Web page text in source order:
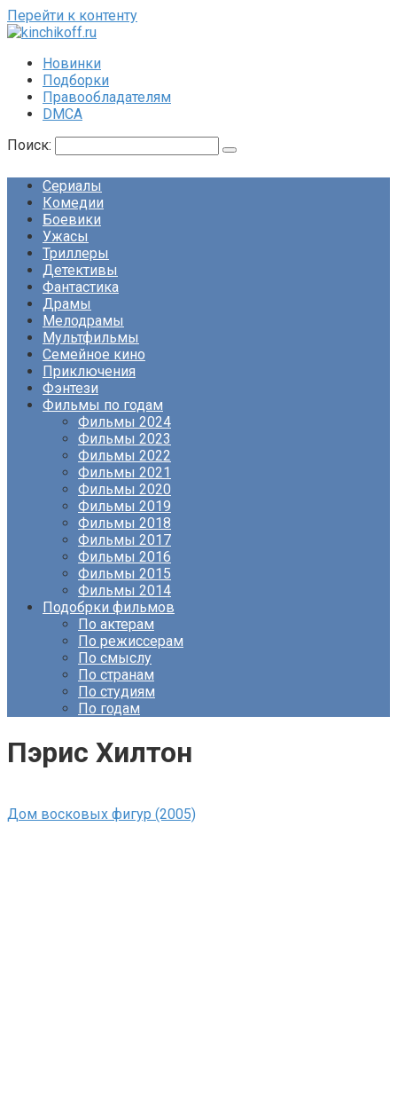
Перейти к контенту
Новинки
Подборки
Правообладателям
DMCA
Поиск:
Сериалы
Комедии
Боевики
Ужасы
Триллеры
Детективы
Фантастика
Драмы
Мелодрамы
Мультфильмы
Семейное кино
Приключения
Фэнтези
Фильмы по годам
Фильмы 2024
Фильмы 2023
Фильмы 2022
Фильмы 2021
Фильмы 2020
Фильмы 2019
Фильмы 2018
Фильмы 2017
Фильмы 2016
Фильмы 2015
Фильмы 2014
Подобрки фильмов
По актерам
По режиссерам
По смыслу
По странам
По студиям
По годам
Пэрис Хилтон
Дом восковых фигур (2005)